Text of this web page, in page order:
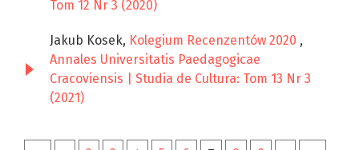
Tom 12 Nr 3 (2020)
Jakub Kosek, Kolegium Recenzentów 2020 ,
Annales Universitatis Paedagogicae
Cracoviensis | Studia de Cultura: Tom 13 Nr 3
(2021)